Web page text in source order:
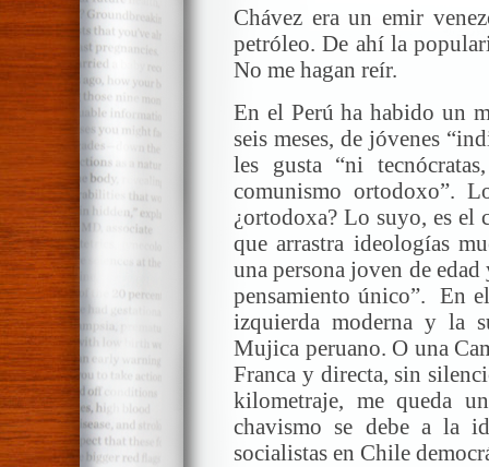
Chávez era un emir
petróleo. De ahí la
No me hagan reír.
En el Perú ha habido un
seis meses, de jóvenes
les gusta “ni
comunismo ortodoxo”.
¿ortodoxa? Lo suyo, es el
que arrastra ideologías
una persona joven de
pensamiento único”. En
izquierda moderna y la
Mujica peruano. O una
Franca y directa, sin
kilometraje, me queda
chavismo se debe a la
socialistas en Chile